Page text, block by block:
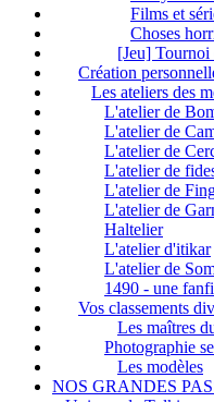
Films et
Choses
[Jeu] Tournoi
Création
Les ateliers des
L'atelier de
L'atelier de
L'atelier de
L'atelier de
L'atelier de
L'atelier de
Haltelier
L'atelier d'itikar
L'atelier de
1490 - une
Vos classements
Les maîtres
Photographie
Les modèles
NOS GRANDES